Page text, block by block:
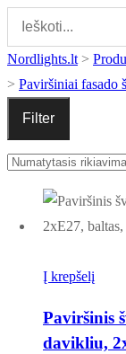
Nordlights.lt >
> Paviršiniai fasado
Filter
Į krepšelį
Paviršinis
davikliu,